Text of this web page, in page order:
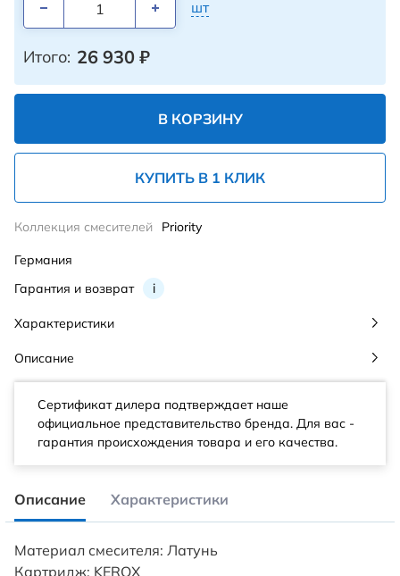
шт
Итого: 26 930 ₽
В КОРЗИНУ
КУПИТЬ В 1 КЛИК
Гарантия и возврат i
Коллекция смесителей Priority
Германия
Характеристики
Описание
Сертификат дилера подтверждает наше
официальное представительство бренда. Для вас -
гарантия происхождения товара и его качества.
Описание Характеристики
Материал смесителя: Латунь
Картридж: KEROX